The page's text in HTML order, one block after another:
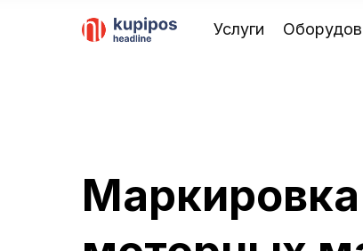
Услуги
Маркировка
Что изменится